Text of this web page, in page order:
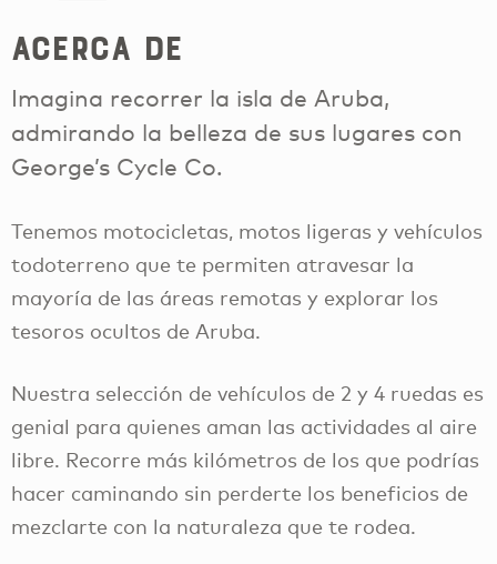
Acerca de
Imagina recorrer la isla de Aruba,
admirando la belleza de sus lugares con
George’s Cycle Co.
Tenemos motocicletas, motos ligeras y vehículos
todoterreno que te permiten atravesar la
mayoría de las áreas remotas y explorar los
tesoros ocultos de Aruba.
Nuestra selección de vehículos de 2 y 4 ruedas es
genial para quienes aman las actividades al aire
libre. Recorre más kilómetros de los que podrías
hacer caminando sin perderte los beneficios de
mezclarte con la naturaleza que te rodea.